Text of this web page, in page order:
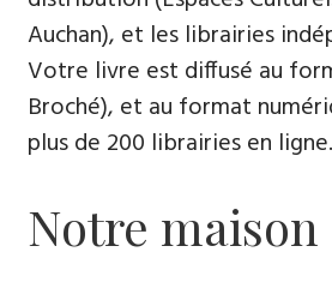
Auchan), et les librairies
Votre livre est diffusé au
Broché), et au format
plus de 200 librairies en ligne.
Notre maison